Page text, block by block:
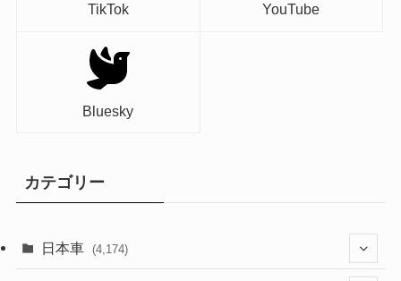
TikTok YouTube
Bluesky
カテゴリー
日本車 (4,174)